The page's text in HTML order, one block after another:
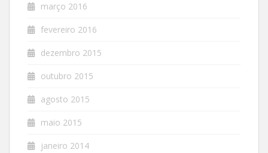
março 2016
fevereiro 2016
dezembro 2015
outubro 2015
agosto 2015
maio 2015
janeiro 2014